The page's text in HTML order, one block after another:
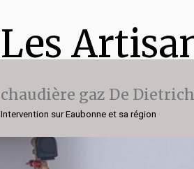
Les
chaudière gaz De Dietrich
Intervention sur Eaubonne et sa région